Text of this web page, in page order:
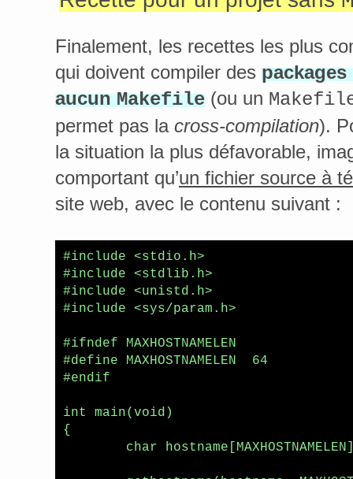
Finalement, les recettes les plus
qui doivent compiler des
aucunMakefile (ou un
permet pas la cross-compilation).
la situation la plus défavorable,
comportant qu’un fichier source à
site web, avec le contenu suivant :
#include <stdio.h>
#include <stdlib.h>
#include <unistd.h>
#include <sys/param.h>
#ifndef MAXHOSTNAMELEN
#define MAXHOSTNAMELEN  64
#endif
int main(void)
{